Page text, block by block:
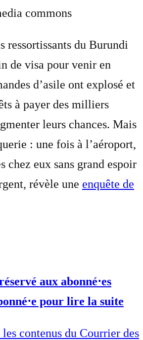
commons
ressortissants du Burundi
de visa pour venir en
d’asile ont explosé et
à payer des milliers
leurs chances. Mais
: une fois à l’aéroport,
chez eux sans grand espoir
révèle une enquête de
aux abonné⋅es
pour lire la suite
contenus du Courrier des